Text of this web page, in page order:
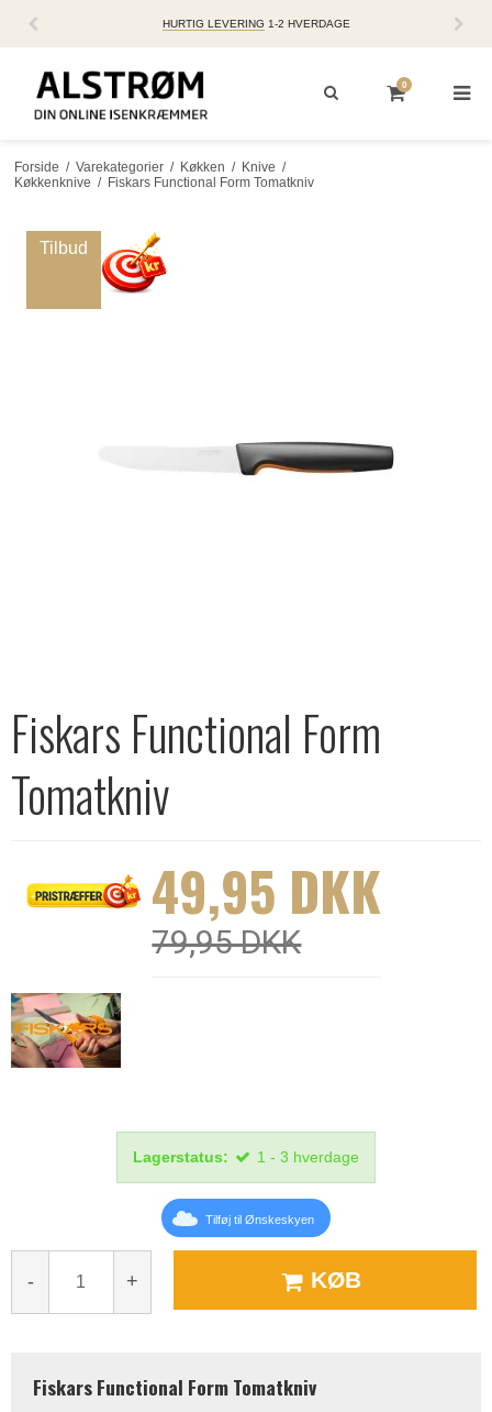
HURTIG LEVERING 1-2 HVERDAGE
0
Forside / Varekategorier / Køkken / Knive /
Køkkenknive / Fiskars Functional Form Tomatkniv
Tilbud
Fiskars Functional Form
Tomatkniv
49,95 DKK
79,95 DKK
Lagerstatus: 1 - 3 hverdage
Tilføj til Ønskeskyen
- + KØB
Fiskars Functional Form Tomatkniv